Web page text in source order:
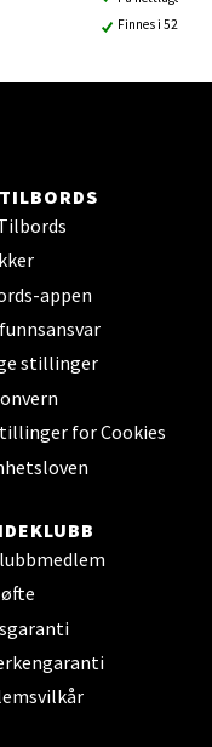
Finnes i 52
appen
stillinger
for Cookies
1400 Ski
Steinkjer